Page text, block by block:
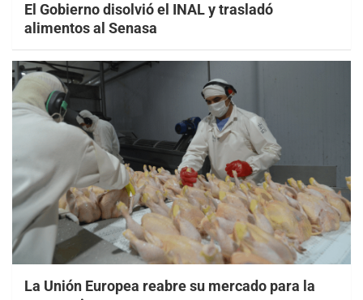
El Gobierno disolvió el INAL y trasladó
alimentos al Senasa
La Unión Europea reabre su mercado para la